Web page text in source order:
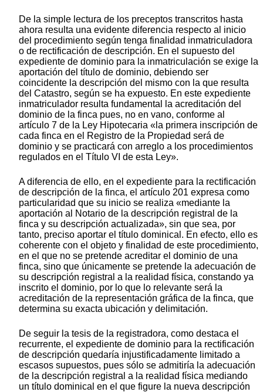
De la simple lectura de los preceptos transcritos hasta
ahora resulta una evidente diferencia respecto al inicio
del procedimiento según tenga finalidad inmatriculadora
o de rectificación de descripción. En el supuesto del
expediente de dominio para la inmatriculación se exige la
aportación del título de dominio, debiendo ser
coincidente la descripción del mismo con la que resulta
del Catastro, según se ha expuesto. En este expediente
inmatriculador resulta fundamental la acreditación del
dominio de la finca pues, no en vano, conforme al
artículo 7 de la Ley Hipotecaria «la primera inscripción de
cada finca en el Registro de la Propiedad será de
dominio y se practicará con arreglo a los procedimientos
regulados en el Título VI de esta Ley».
A diferencia de ello, en el expediente para la rectificación
de descripción de la finca, el artículo 201 expresa como
particularidad que su inicio se realiza «mediante la
aportación al Notario de la descripción registral de la
finca y su descripción actualizada», sin que sea, por
tanto, preciso aportar el título dominical. En efecto, ello es
coherente con el objeto y finalidad de este procedimiento,
en el que no se pretende acreditar el dominio de una
finca, sino que únicamente se pretende la adecuación de
su descripción registral a la realidad física, constando ya
inscrito el dominio, por lo que lo relevante será la
acreditación de la representación gráfica de la finca, que
determina su exacta ubicación y delimitación.
De seguir la tesis de la registradora, como destaca el
recurrente, el expediente de dominio para la rectificación
de descripción quedaría injustificadamente limitado a
escasos supuestos, pues sólo se admitiría la adecuación
de la descripción registral a la realidad física mediando
un título dominical en el que figure la nueva descripción